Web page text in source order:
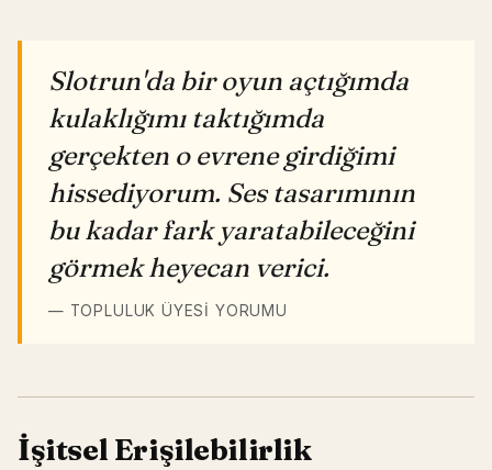
Slotrun'da bir oyun açtığımda
kulaklığımı taktığımda
gerçekten o evrene girdiğimi
hissediyorum. Ses tasarımının
bu kadar fark yaratabileceğini
görmek heyecan verici.
— TOPLULUK ÜYESI YORUMU
İşitsel Erişilebilirlik